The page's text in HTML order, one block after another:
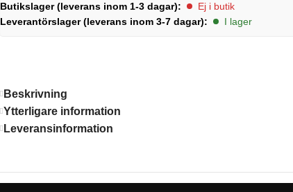
Butikslager (leverans inom 1-3 dagar):
Ej i butik
Leverantörslager (leverans inom 3-7 dagar):
I lager
Beskrivning
Ytterligare information
Leveransinformation